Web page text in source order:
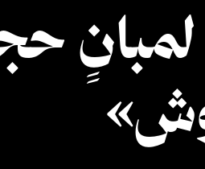
لمبانٍ